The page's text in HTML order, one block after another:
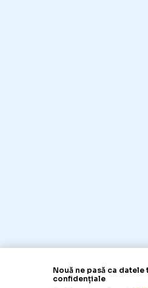
Nouă ne pasă ca
confidențiale